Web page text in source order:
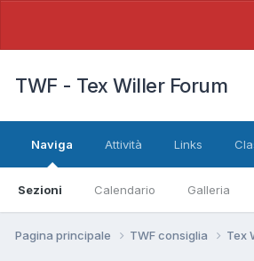
TWF - Tex Willer Forum
Naviga
Sezioni Calendario Galleria
Attività Links
Pagina principale TWF consiglia Tex